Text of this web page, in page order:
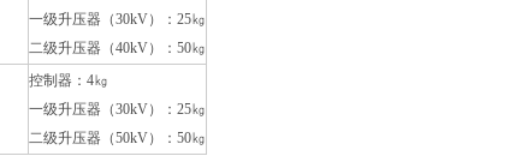
一级升压器（30kV）：25㎏
二级升压器（40kV）：50㎏
控制器：4㎏
一级升压器（30kV）：25㎏
二级升压器（50kV）：50㎏